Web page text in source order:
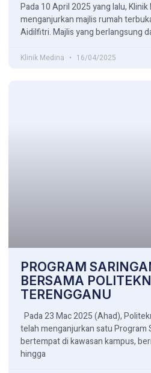
Pada 10 April 2025 yang lalu,
menganjurkan majlis rumah
Aidilfitri. Majlis yang berlangsung
Klinik Medina 16/04/2025
PROGRAM
BERSAMA
TERENGGANU
Pada 23 Mac 2025 (Ahad),
telah menganjurkan satu Program
bertempat di kawasan kampus,
hingga